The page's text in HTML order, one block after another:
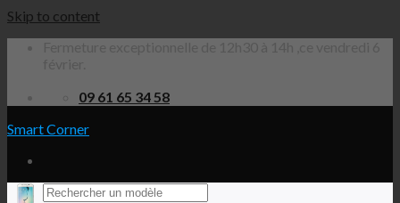
Skip to content
09 61 65 34 58
Smart Corner